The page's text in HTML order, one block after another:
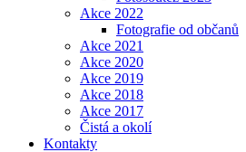
Akce 2022
Fotografie od občanů
Akce 2021
Akce 2020
Akce 2019
Akce 2018
Akce 2017
Čistá a okolí
Kontakty